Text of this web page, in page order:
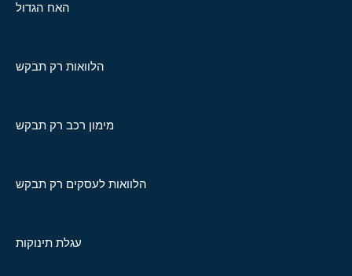
האח הגדול
הלוואות רק תבקש
מימון רכב רק תבקש
הלוואות לעסקים רק תבקש
עגלת תינוקות